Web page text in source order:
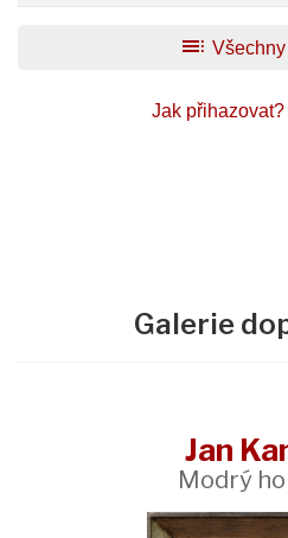
toc
Jak přihazovat?
Galerie
Jan
Modrý